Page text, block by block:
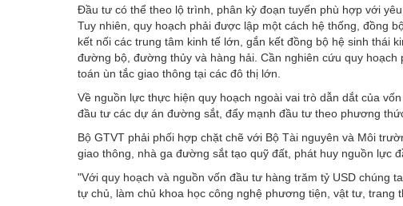
Đầu tư có thể theo lộ trình, phân kỳ đoạn tuyến phù hợp với
Tuy nhiên, quy hoạch phải được lập một cách hệ thống, đồng
kết nối các trung tâm kinh tế lớn, gắn kết đồng bộ hệ sinh thái
đường bộ, đường thủy và hàng hải. Cần nghiên cứu quy
toán ùn tắc giao thông tại các đô thị lớn.
Về nguồn lực thực hiện quy hoạch ngoài vai trò dẫn dắt của
đầu tư các dự án đường sắt, đẩy mạnh đầu tư theo phương
Bộ GTVT phải phối hợp chặt chẽ với Bộ Tài nguyên và Môi
giao thông, nhà ga đường sắt tạo quỹ đất, phát huy nguồn lực
"Với quy hoạch và nguồn vốn đầu tư hàng trăm tỷ USD chúng
tự chủ, làm chủ khoa học công nghệ phương tiện, vật tư, trang